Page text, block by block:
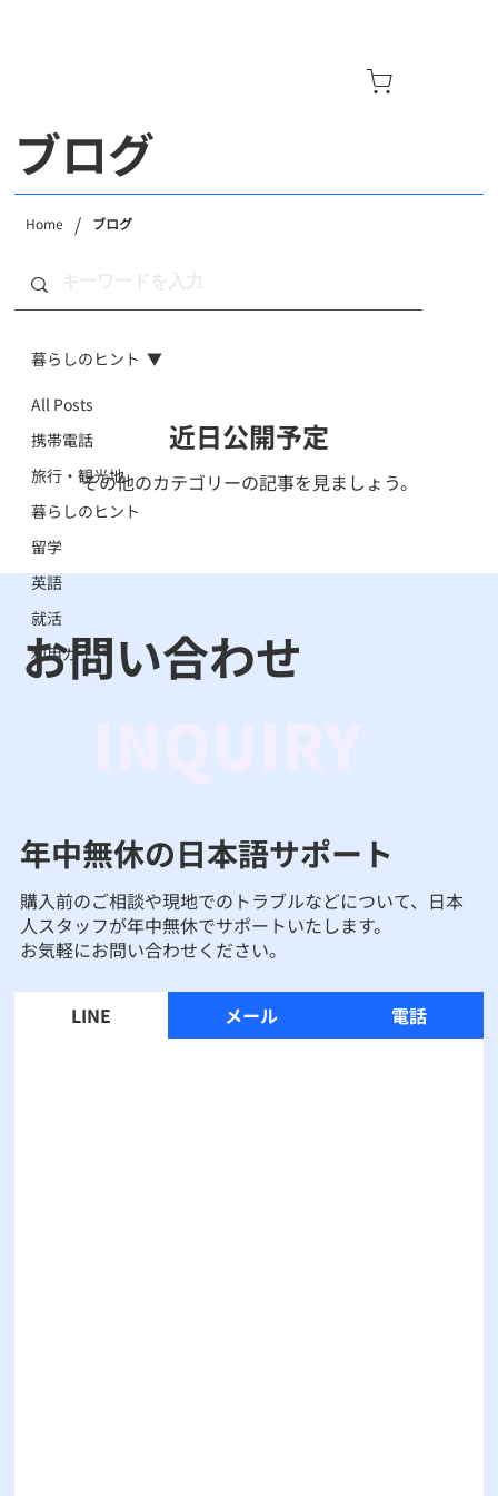
All Posts
携帯電話
旅行・観光地
暮らしのヒント
留学
英語
就活
利用ガイド
暮らしのヒント
近日公開予定
その他のカテゴリーの記事を見ましょう。
​ブログ
Home / ブログ
LINE メール 電話
年中無休の日本語サポート
購入前のご相談や現地でのトラブルなどについて、日本
人スタッフが年中無休でサポートいたします。
お気軽にお問い合わせください。
お問い合わせ